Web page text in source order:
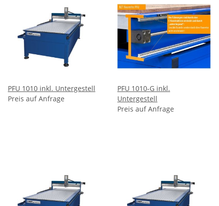
PFU 1010 inkl. Untergestell
Preis auf Anfrage
PFU 1010-G inkl.
Untergestell
Preis auf Anfrage